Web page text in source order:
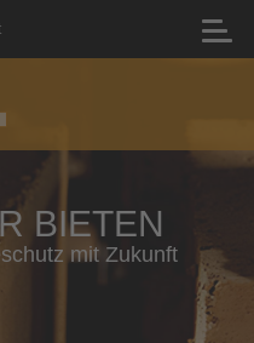
BIETEN
mit Zertifikat